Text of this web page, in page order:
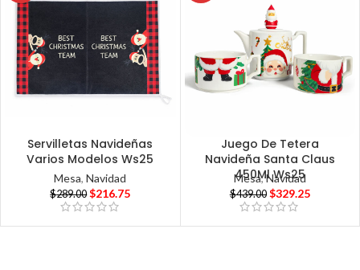
Servilletas Navideñas
Varios Modelos Ws25
Mesa,Navidad
$289.00 $216.75
Juego De Tetera
Navideña Santa Claus
450Ml Ws25
Mesa,Navidad
$439.00 $329.25